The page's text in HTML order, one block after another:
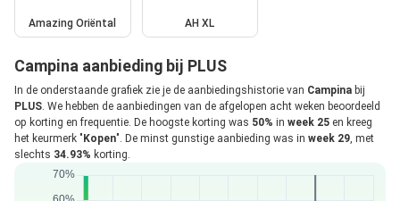
Amazing Oriëntal AH XL
Campina aanbieding bij PLUS
In de onderstaande grafiek zie je de aanbiedingshistorie van Campina bij
PLUS. We hebben de aanbiedingen van de afgelopen acht weken beoordeeld
op korting en frequentie. De hoogste korting was 50% in week 25 en kreeg
het keurmerk " Kopen". De minst gunstige aanbieding was in week 29, met
slechts 34.93% korting.